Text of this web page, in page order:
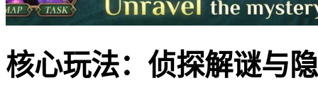
核心玩法：侦探解谜与